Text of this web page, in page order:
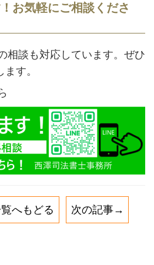
お気軽にご相談くださ
相談も対応しています。ぜひ
す。
へもどる 次の記事→